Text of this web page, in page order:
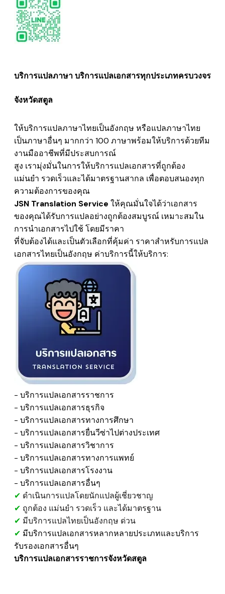
บริการแปลภาษา บริการแปลเอกสารทุกประเภทครบวงจร
จังหวัดสตูล
ให้บริการแปลภาษาไทยเป็นอังกฤษ หรือแปลภาษาไทย
เป็นภาษาอื่นๆ มากกว่า 100 ภาษาพร้อมให้บริการด้วยทีม
งานมืออาชีพที่มีประสบการณ์
สูง เรามุ่งมั่นในการให้บริการแปลเอกสารที่ถูกต้อง
แม่นยำ รวดเร็วและได้มาตรฐานสากล เพื่อตอบสนองทุก
ความต้องการของคุณ
JSN Translation Service ให้คุณมั่นใจได้ว่าเอกสาร
ของคุณได้รับการแปลอย่างถูกต้องสมบูรณ์ เหมาะสมใน
การนำเอกสารไปใช้ โดยมีราคา
​ที่จับต้องได้และเป็นตัวเลือกที่​คุ้มค่า ราคาสำหรับการแปล
เอกสารไทยเป็นอังกฤษ ค่าบริการนี้ให้บริการ:
- บริการแปลเอกสารราชการ
​- บริการแปลเอกสารธุรกิจ
- บริการแปลเอกสารทางการศึกษา
​- บริการแปลเอกสารยื่นวีซ่าไปต่างประเทศ
​- บริการแปลเอกสารวิชาการ
​- บริการแปลเอกสารทางการแพทย์
- บริการแปลเอกสารโรงงาน
​- บริการแปลเอกสารอื่นๆ
✔ ดำเนินการแปลโดยนักแปลผู้เชี่ยวชาญ
✔ ถูกต้อง แม่นยำ รวดเร็ว และได้มาตรฐาน
✔ มีบริการแปลไทยเป็นอังกฤษ ด่วน
✔ มีบริการแปลเอกสารหลากหลายประเภทและบริการ
รับรองเอกสารอื่นๆ
บริการแปลเอกสารราชการจังหวัดสตูล